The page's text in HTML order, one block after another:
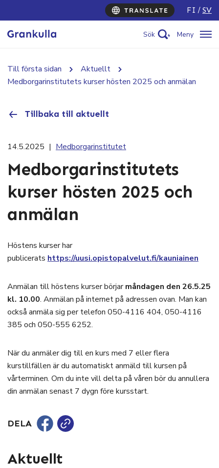
FI SV
Sök Meny
Till första sidan
Aktuellt
Medborgarinstitutets kurser hösten 2025 och anmälan
Tillbaka till aktuellt
14.5.2025 | Medborgarinstitutet
Medborgarinstitutets
kurser hösten 2025 och
anmälan
Höstens kurser har
publicerats https://uusi.opistopalvelut.fi/kauniainen
Anmälan till höstens kurser börjarmåndagen den 26.5.25
kl. 10.00. Anmälan på internet på adressen ovan. Man kan
också anmäla sig per telefon 050-4116 404, 050-4116
385 och 050-555 6252.
När du anmäler dig till en kurs med 7 eller flera
kurstillfällen är du automatiskt anmäld till kursen på
vårterminen. Om du inte vill delta på våren bör du annullera
din anmälan senast 7 dygn före kursstart.
DELA
Aktuellt